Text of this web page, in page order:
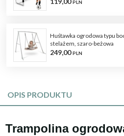
PLN
Huśtawka ogrodowa typu
stelażem, szaro-beżowa
249,00 PLN
OPIS PRODUKTU
Trampolina